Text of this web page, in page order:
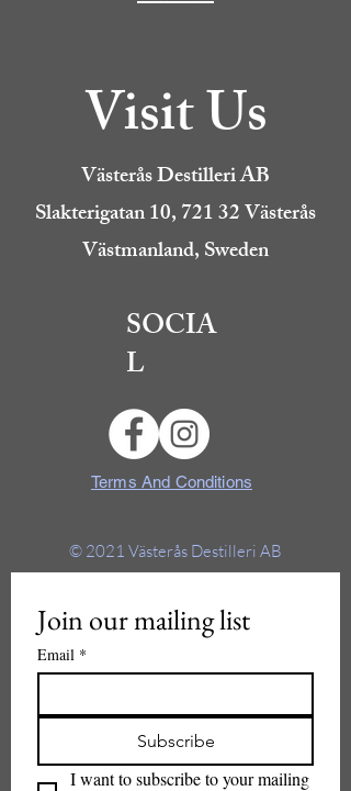
Visit Us
Västerås Destilleri AB
Slakterigatan 10, 721 32 Västerås
Västmanland, Sweden
SOCIA
L
Terms And Conditions
© 2021 Västerås Destilleri AB
Join our mailing list
Email *
Subscribe
I want to subscribe to your mailing